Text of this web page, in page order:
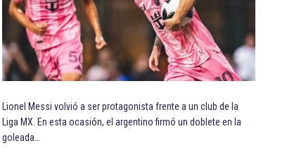
Lionel Messi volvió a ser protagonista frente a un club de la
Liga MX. En esta ocasión, el argentino firmó un doblete en la
goleada…